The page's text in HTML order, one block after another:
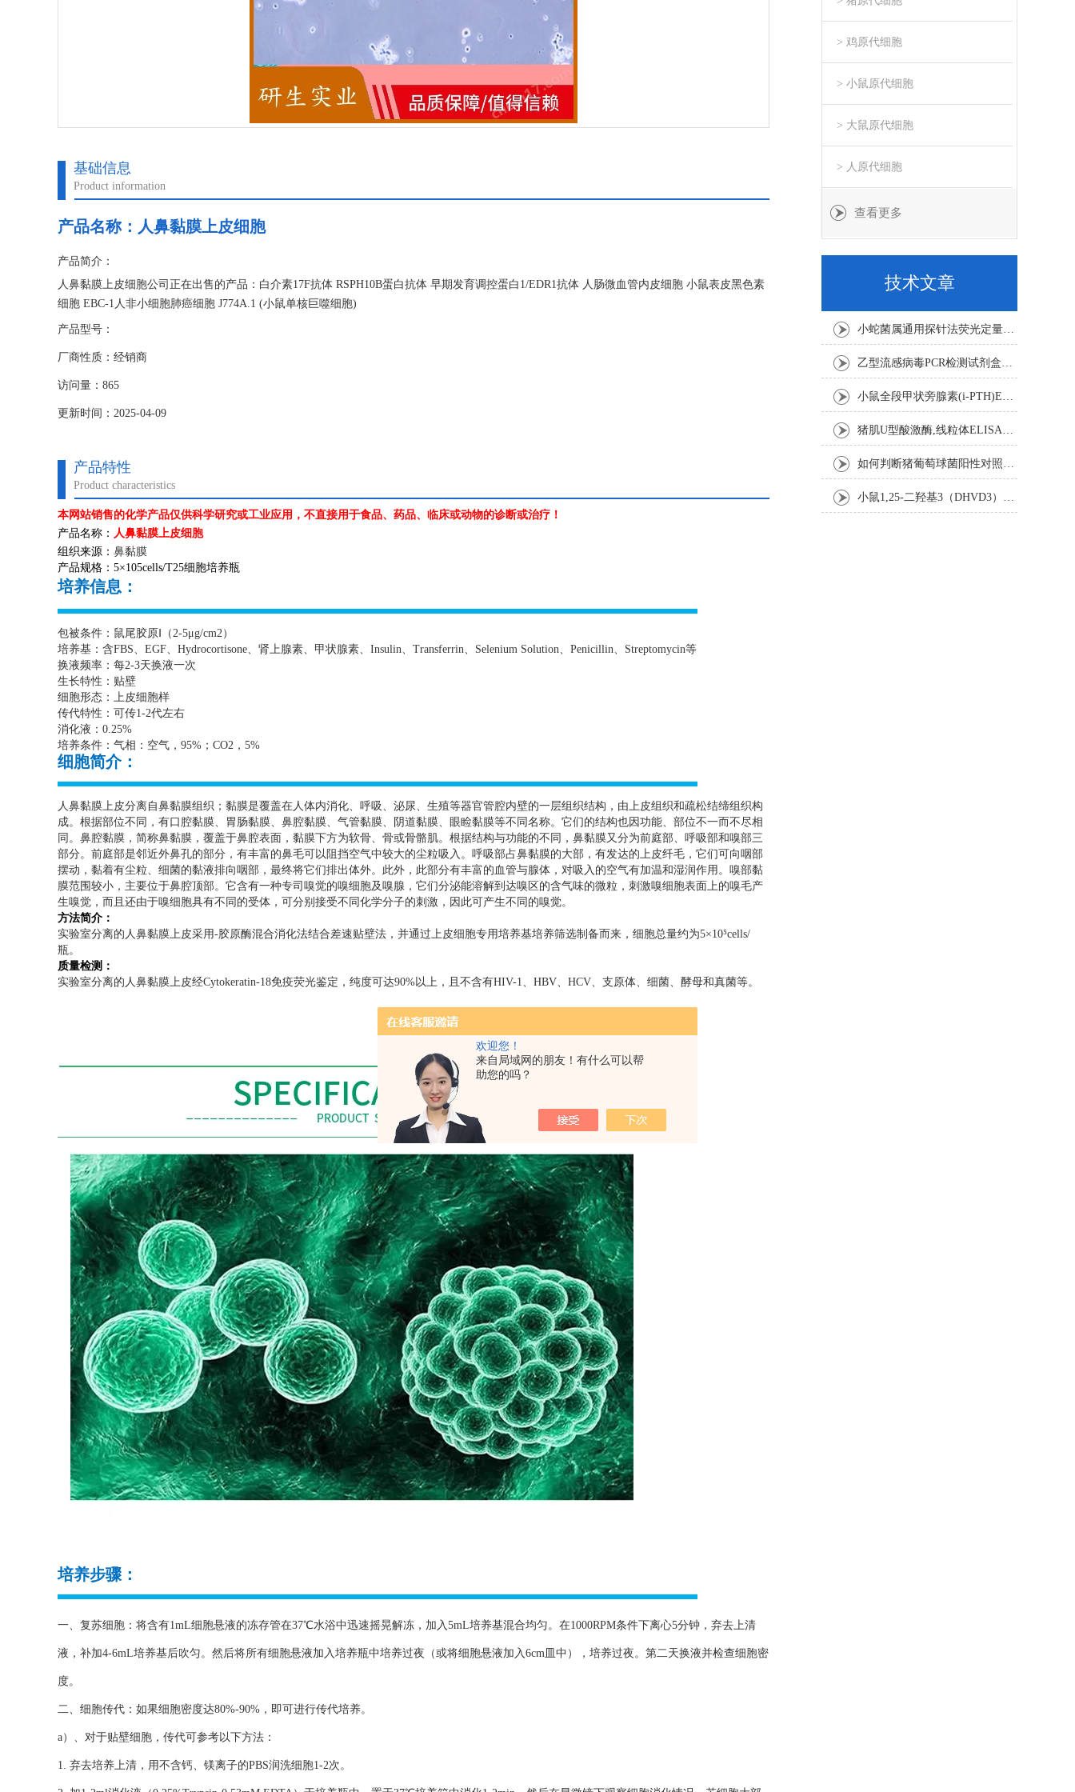
欢迎您！
来自局域网的朋友！有什么可以帮
助您的吗？
基础信息
Product information
产品名称： 人鼻黏膜上皮细胞
产品简介：
人鼻黏膜上皮细胞公司正在出售的产品：白介素17F抗体 RSPH10B蛋白抗体 早期发育调控蛋白1/EDR1抗体 人肠微血管内皮细胞 小鼠表皮黑色素
细胞 EBC-1人非小细胞肺癌细胞 J774A.1 (小鼠单核巨噬细胞)
产品型号：
厂商性质：经销商
访问量：865
更新时间：2025-04-09
产品特性
Product characteristics
本网站销售的化学产品仅供科学研究或工业应用，不直接用于食品、药品、临床或动物的诊断或治疗！
产品名称： 人鼻黏膜上皮细胞
组织来源： 鼻黏膜
产品规格： 5×105cells/T25细胞培养瓶
培养信息：
包被条件：鼠尾胶原Ⅰ（2-5μg/cm2）
培养基：含FBS、 EGF、 Hydrocortisone、肾上腺素、甲状腺素、 Insulin、 Transferrin、 Selenium Solution、 Penicillin、 Streptomycin等
换液频率：每2-3天换液一次
生长特性：贴壁
细胞形态：上皮细胞样
传代特性：可传1-2代左右
消化液： 0.25%
培养条件：气相：空气， 95% ； CO2 ， 5%
细胞简介：
人鼻黏膜上皮分离自鼻黏膜组织；黏膜是覆盖在人体内消化、呼吸、泌尿、生殖等器官管腔内壁的一层组织结构，由上皮组织和疏松结缔组织构
成。根据部位不同，有口腔黏膜、胃肠黏膜、鼻腔黏膜、气管黏膜、阴道黏膜、眼睑黏膜等不同名称。它们的结构也因功能、部位不一而不尽相
同。鼻腔黏膜，简称鼻黏膜，覆盖于鼻腔表面，黏膜下方为软骨、骨或骨骼肌。根据结构与功能的不同，鼻黏膜又分为前庭部、呼吸部和嗅部三
部分。前庭部是邻近外鼻孔的部分，有丰富的鼻毛可以阻挡空气中较大的尘粒吸入。呼吸部占鼻黏膜的大部，有发达的上皮纤毛，它们可向咽部
摆动，黏着有尘粒、细菌的黏液排向咽部，最终将它们排出体外。此外，此部分有丰富的血管与腺体，对吸入的空气有加温和湿润作用。嗅部黏
膜范围较小，主要位于鼻腔顶部。它含有一种专司嗅觉的嗅细胞及嗅腺，它们分泌能溶解到达嗅区的含气味的微粒，刺激嗅细胞表面上的嗅毛产
生嗅觉，而且还由于嗅细胞具有不同的受体，可分别接受不同化学分子的刺激，因此可产生不同的嗅觉。
方法简介：
实验室分离的人鼻黏膜上皮采用-胶原酶混合消化法结合差速贴壁法，并通过上皮细胞专用培养基培养筛选制备而来，细胞总量约为5×10⁵cells/
瓶。
质量检测：
实验室分离的人鼻黏膜上皮经Cytokeratin-18免疫荧光鉴定，纯度可达90%以上，且不含有HIV-1、 HBV、 HCV、支原体、细菌、酵母和真菌等。
培养步骤：
一、复苏细胞：将含有1mL细胞悬液的冻存管在37℃水浴中迅速摇晃解冻，加入5mL培养基混合均匀。在1000RPM条件下离心5分钟，弃去上清
液，补加4-6mL培养基后吹匀。然后将所有细胞悬液加入培养瓶中培养过夜（或将细胞悬液加入6cm皿中），培养过夜。第二天换液并检查细胞密
度。
二、细胞传代：如果细胞密度达80%-90%，即可进行传代培养。
a）、对于贴壁细胞，传代可参考以下方法：
1. 弃去培养上清，用不含钙、镁离子的PBS润洗细胞1-2次。
> 鸡原代细胞
> 小鼠原代细胞
> 大鼠原代细胞
> 人原代细胞
查看更多
技术文章
小蛇菌属通用探针法荧光定量PCR试剂盒实验注意事项
乙型流感病毒PCR检测试剂盒反应五要素
小鼠全段甲状旁腺素(i-PTH)ELISA试剂盒操作步骤
猪肌U型酸激酶,线粒体ELISA试剂盒注意事项
如何判断猪葡萄球菌阳性对照是否失效
小鼠1,25-二羟基3（DHVD3）elisa试剂盒操作步骤